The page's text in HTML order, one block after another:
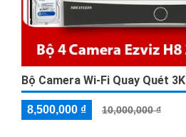
Bộ Camera Wi-Fi Quay Quét 3K
8,500,000 ₫ 10,000,000 ₫